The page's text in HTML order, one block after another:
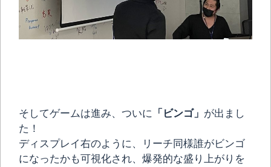
そしてゲームは進み、ついに 「ビンゴ」 が出まし
た！
ディスプレイ右のように、リーチ同様誰がビンゴ
になったかも可視化され、爆発的な盛り上がりを